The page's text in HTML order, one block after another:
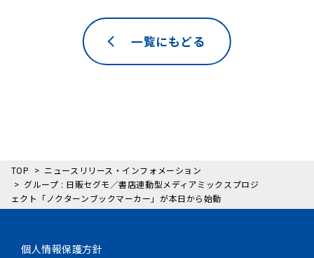
一覧にもどる
TOP
ニュースリリース・インフォメーション
グループ : 日販セグモ／書店連動型メディアミックスプロジ
ェクト「ノクターンブックマーカー」が本日から始動
個人情報保護方針